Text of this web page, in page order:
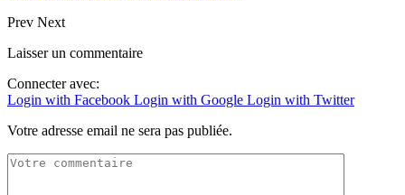
Prev Next
Laisser un commentaire
Connecter avec:
Login with Facebook Login with Google Login with Twitter
Votre adresse email ne sera pas publiée.